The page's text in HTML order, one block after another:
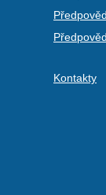
Kontakty